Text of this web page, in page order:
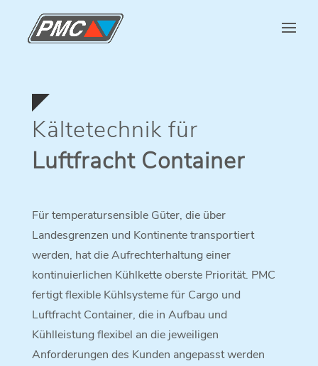
Kältetechnik für
Luftfracht Container
Für temperatursensible Güter, die über
Landesgrenzen und Kontinente transportiert
werden, hat die Aufrechterhaltung einer
kontinuierlichen Kühlkette oberste Priorität. PMC
fertigt flexible Kühlsysteme für Cargo und
Luftfracht Container, die in Aufbau und
Kühlleistung flexibel an die jeweiligen
Anforderungen des Kunden angepasst werden